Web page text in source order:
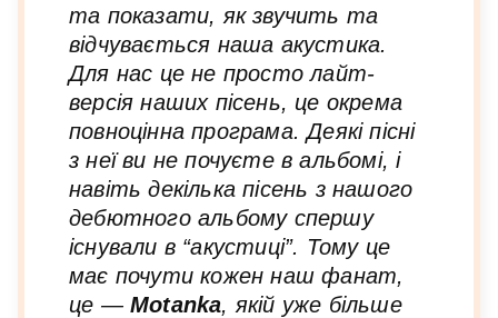
та показати, як звучить та
відчувається наша акустика.
Для нас це не просто лайт-
версія наших пісень, це окрема
повноцінна програма. Деякі пісні
з неї ви не почуєте в альбомі, і
навіть декілька пісень з нашого
дебютного альбому спершу
існували в “акустиці”. Тому це
має почути кожен наш фанат,
це — Motanka, якій уже більше